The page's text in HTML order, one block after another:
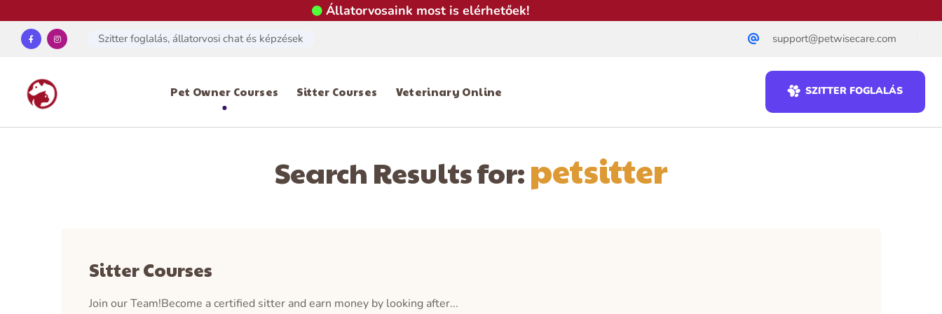
Állatorvosaink most is elérhetőek!
Szitter foglalás, állatorvosi chat és képzések support@petwisecare.com
Pet Owner Courses Sitter Courses Veterinary Online SZITTER FOGLALÁS
Search Results for:petsitter
Sitter Courses
Join our Team!Become a certified sitter and earn money by looking after...